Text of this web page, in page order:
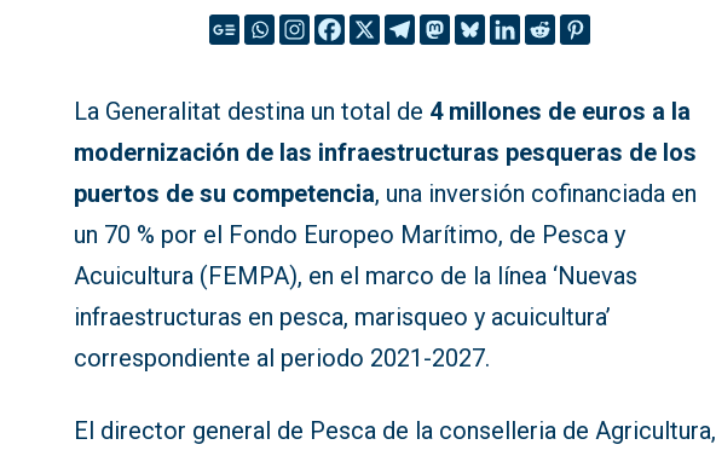
La Generalitat destina un total de 4 millones de euros a la
modernización de las infraestructuras pesqueras de los
puertos de su competencia, una inversión cofinanciada en
un 70 % por el Fondo Europeo Marítimo, de Pesca y
Acuicultura (FEMPA), en el marco de la línea ‘Nuevas
infraestructuras en pesca, marisqueo y acuicultura’
correspondiente al periodo 2021-2027.
El director general de Pesca de la conselleria de Agricultura,